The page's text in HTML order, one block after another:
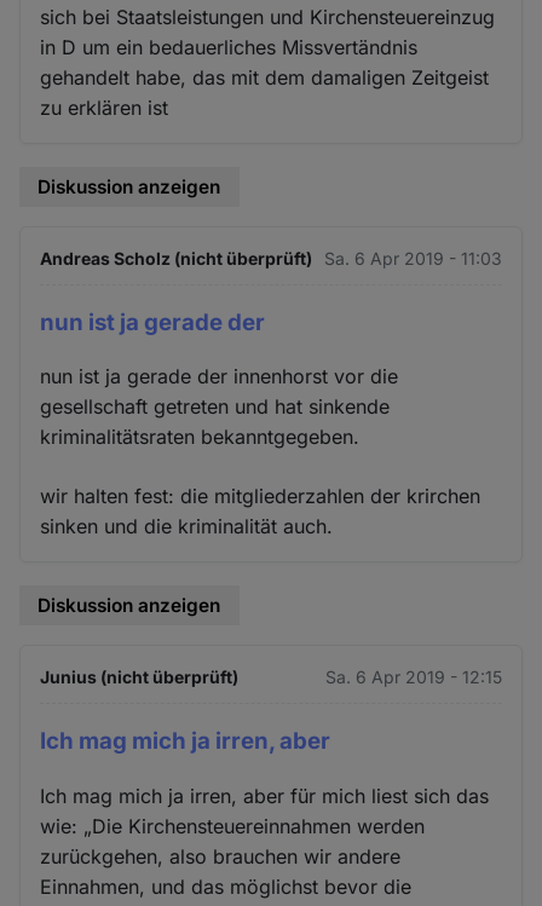
sich bei Staatsleistungen und Kirchensteuereinzug
in D um ein bedauerliches Missvertändnis
gehandelt habe, das mit dem damaligen Zeitgeist
zu erklären ist
Diskussion anzeigen
Andreas Scholz (nicht überprüft) Sa. 6 Apr 2019 - 11:03
nun ist ja gerade der
nun ist ja gerade der innenhorst vor die
gesellschaft getreten und hat sinkende
kriminalitätsraten bekanntgegeben.
wir halten fest: die mitgliederzahlen der krirchen
sinken und die kriminalität auch.
Diskussion anzeigen
Junius (nicht überprüft) Sa. 6 Apr 2019 - 12:15
Ich mag mich ja irren, aber
Ich mag mich ja irren, aber für mich liest sich das
wie: „Die Kirchensteuereinnahmen werden
zurückgehen, also brauchen wir andere
Einnahmen, und das möglichst bevor die